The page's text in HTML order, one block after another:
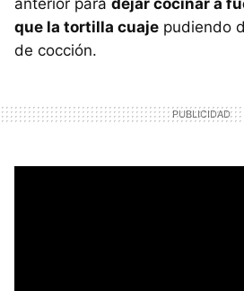
que la tortilla cuaje pudiendo
de cocción.